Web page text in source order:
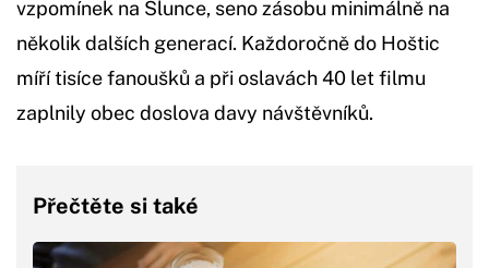
vzpomínek na Slunce, seno zásobu minimálně na
několik dalších generací. Každoročně do Hoštic
míří tisíce fanoušků a při oslavách 40 let filmu
zaplnily obec doslova davy návštěvníků.
Přečtěte si také